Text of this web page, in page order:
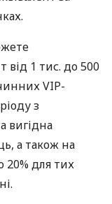
від 1 тис. до 500
VIP-
з
вигідна
а також на
для тих